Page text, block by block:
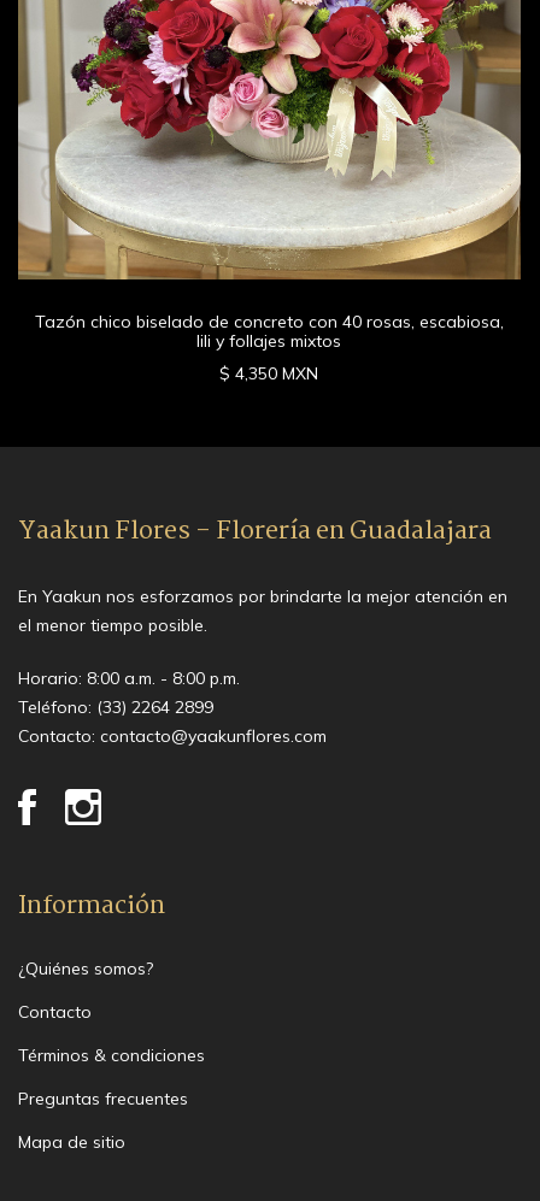
Tazón chico biselado de concreto con 40 rosas, escabiosa,
lili y follajes mixtos
$ 4,350 MXN
Yaakun Flores - Florería en Guadalajara
En Yaakun nos esforzamos por brindarte la mejor atención en
el menor tiempo posible.
Horario: 8:00 a.m. - 8:00 p.m.
Teléfono: (33) 2264 2899
Contacto: contacto@yaakunflores.com
Información
¿Quiénes somos?
Contacto
Términos & condiciones
Preguntas frecuentes
Mapa de sitio